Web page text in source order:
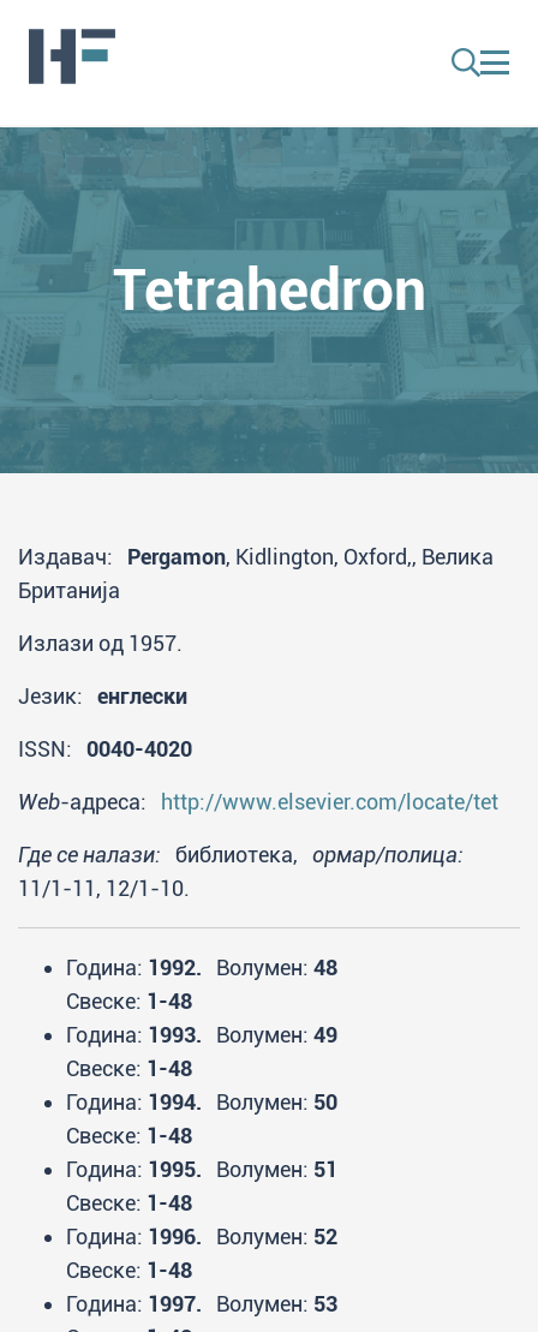
Tetrahedron
Издавач: Pergamon, Kidlington, Oxford,, Велика
Британија
Излази од 1957.
Језик: енглески
ISSN: 0040-4020
Web-адреса: http://www.elsevier.com/locate/tet
Где се налази: библиотека, ормар/полица:
11/1-11, 12/1-10.
Година: 1992. Волумен: 48
Свеске: 1-48
Година: 1993. Волумен: 49
Свеске: 1-48
Година: 1994. Волумен: 50
Свеске: 1-48
Година: 1995. Волумен: 51
Свеске: 1-48
Година: 1996. Волумен: 52
Свеске: 1-48
Година: 1997. Волумен: 53